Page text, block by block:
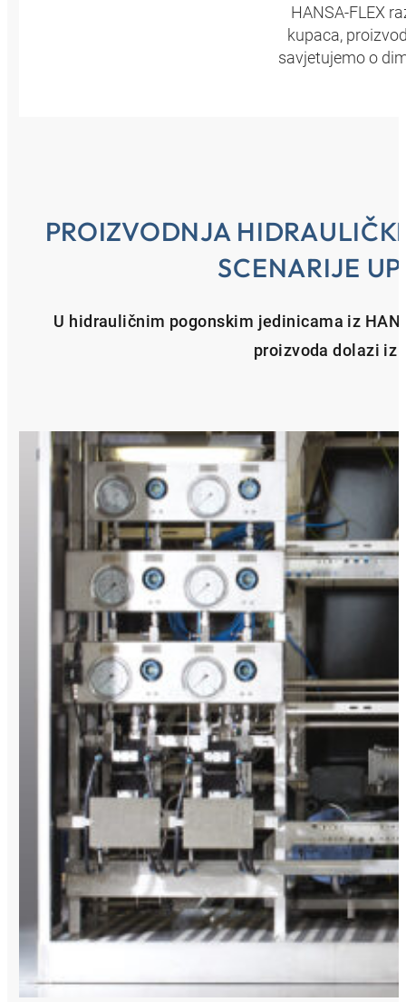
HANSA‑FLEX
kupaca,
savjetujemo o
PROIZVODNJA
SCENARIJE
U hidrauličnim pogonskim jedinicama iz
proizvoda dolazi iz